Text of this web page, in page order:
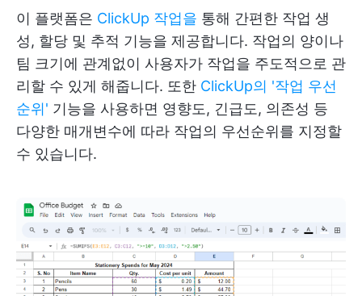
이 플랫폼은 ClickUp 작업을 통해 간편한 작업 생
성, 할당 및 추적 기능을 제공합니다. 작업의 양이나
팀 크기에 관계없이 사용자가 작업을 주도적으로 관
리할 수 있게 해줍니다. 또한 ClickUp의 '작업 우선
순위' 기능을 사용하면 영향도, 긴급도, 의존성 등
다양한 매개변수에 따라 작업의 우선순위를 지정할
수 있습니다.